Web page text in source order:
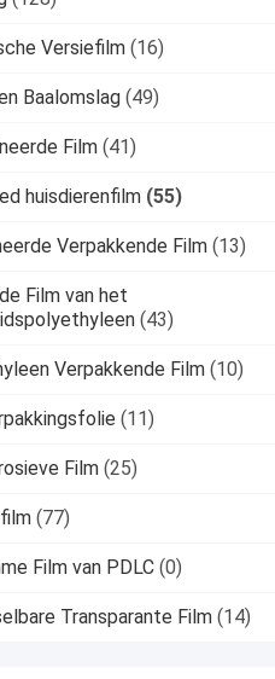
Versiefilm (16)
Baalomslag (49)
Film (41)
huisdierenfilm (55)
Verpakkende Film (13)
Film van het
(43)
Verpakkende Film (10)
(11)
Film (25)
(77)
Film van PDLC (0)
Transparante Film (14)